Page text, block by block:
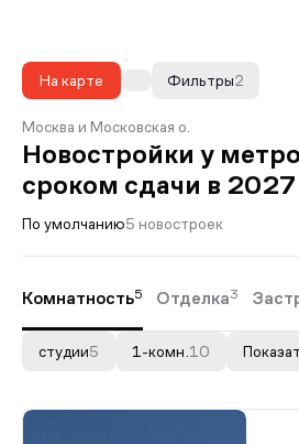
На карте 2
Фильтры
Москва и Московская о.
Новостройки у
сроком сдачи в 2027
По умолчанию5 новостроек
Комнатность5 Отделка3
студии5 1-комн. 10